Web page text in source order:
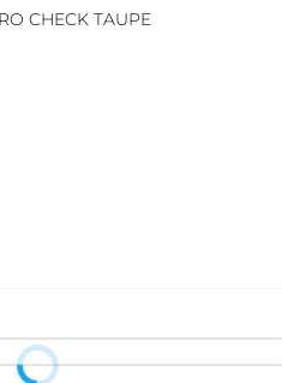
CHECK TAUPE